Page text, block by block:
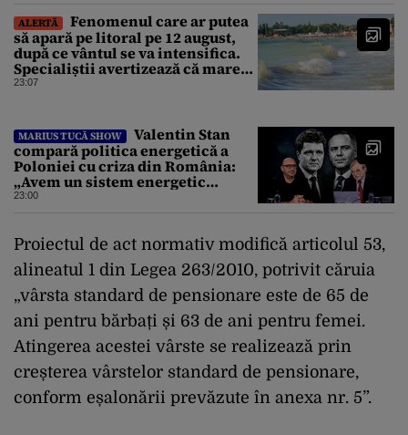
ALERTĂ
Fenomenul care ar putea
să apară pe litoral pe 12 august,
după ce vântul se va intensifica.
Specialiștii avertizează că marea
va fi agitată
23:07
MARIUS TUCĂ SHOW
Valentin Stan
compară politica energetică a
Poloniei cu criza din România:
„Avem un sistem energetic
confecționat într-o piață mafiotă”
23:00
Proiectul de act normativ modifică articolul 53,
alineatul 1 din Legea 263/2010, potrivit căruia
„vârsta standard de pensionare este de 65 de
ani pentru bărbați și 63 de ani pentru femei.
Atingerea acestei vârste se realizează prin
creșterea vârstelor standard de pensionare,
conform eșalonării prevăzute în anexa nr. 5”.